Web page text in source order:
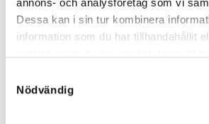
annons- och analysföretag som vi
Dessa kan i sin tur kombinera
information som du har tillhandahållit
Nödvändig